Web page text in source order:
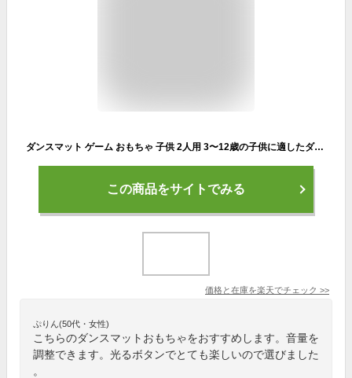
ダンスマット ゲーム おもちゃ 子供 2人用 3〜12歳の子供に適したダンスマットおもちゃ 6つのゲームモード 6つの光るボタン音楽プレイマット LED搭載 折り畳み ミュージックマット 大きめ 音量調整可 Type-C電源に対応
この商品をサイトでみる
価格と在庫を楽天でチェック >>
ぷりん(50代・女性)
こちらのダンスマットおもちゃをおすすめします。音量を
調整できます。光るボタンでとても楽しいので選びました
。